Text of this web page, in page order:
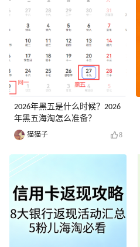
2026年黑五是什么时候？2026
年黑五海淘怎么准备？
猫猫子 8